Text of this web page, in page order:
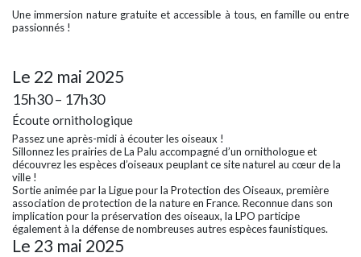
Une immersion nature gratuite et accessible à tous, en famille ou entre
passionnés !
Le 22 mai 2025
15h30 – 17h30
Écoute ornithologique
Passez une après-midi à écouter les oiseaux !
Sillonnez les prairies de La Palu accompagné d’un ornithologue et
découvrez les espèces d’oiseaux peuplant ce site naturel au cœur de la
ville !
Sortie animée par la Ligue pour la Protection des Oiseaux, première
association de protection de la nature en France. Reconnue dans son
implication pour la préservation des oiseaux, la LPO participe
également à la défense de nombreuses autres espèces faunistiques.
Le 23 mai 2025